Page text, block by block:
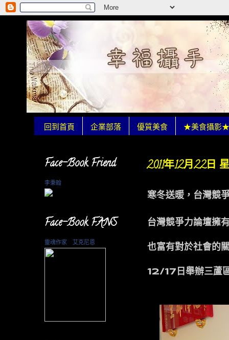
回到首頁 企業部落 優質美食 ★美食攝影★
2011年12月22日
寒冬送暖，台灣競
台灣競爭力論壇擁
也富有對於社會的
12/17日舉辦三蘆
Face-Book Friend
李秉翰
Face-Book FANS
靈魂作家 艾克尼恩